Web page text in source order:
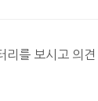
를 보시고 의